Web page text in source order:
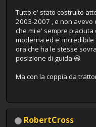
Tutto e' stato costruito
2003-2007 , e non avevo
che mi e' sempre
moderna ed e' incredibile
ora che ha le stesse
posizione di guida 😆
Ma con la coppia da
RobertCross